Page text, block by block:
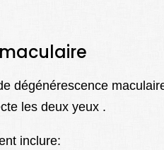
dégénérescence
les deux yeux .
inclure: